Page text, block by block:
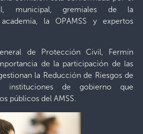
municipal, gremiales de la
la OPAMSS y expertos
de Protección Civil, Fermín
de la participación de las
la Reducción de Riesgos de
instituciones de gobierno que
públicos del AMSS.